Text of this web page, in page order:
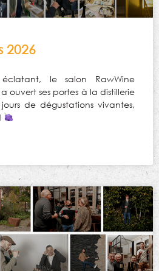
2026
le salon RawWine
ouvert ses portes à la distillerie
de dégustations vivantes,